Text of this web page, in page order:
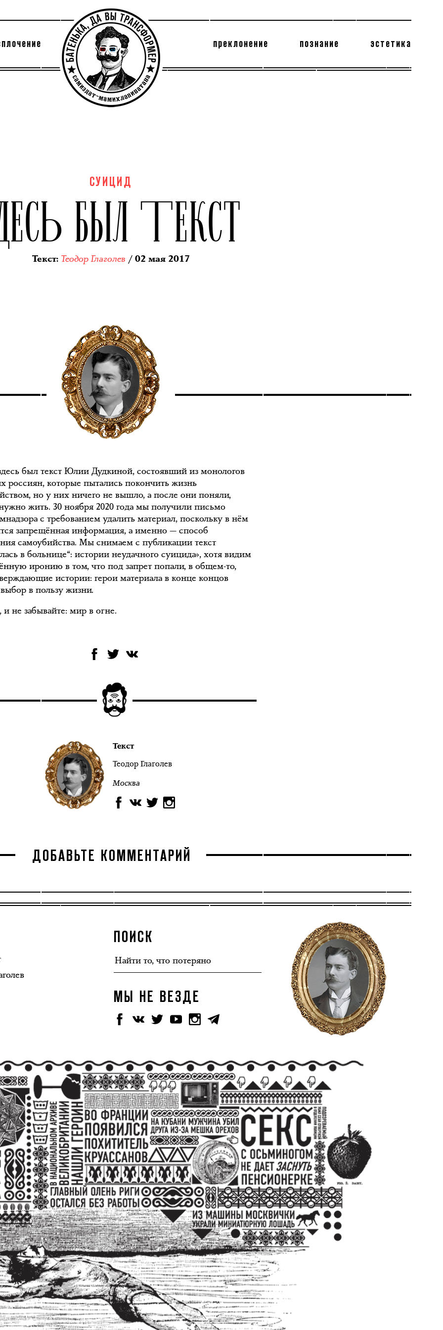
преклонение познание эстетика
СУИЦИД
БЫЛ ТЕКСТ
Текст: Теодор Глаголев / 02 мая 2017
был текст Юлии Дудкиной, состоявший из монологов
россиян, которые пытались покончить жизнь
но у них ничего не вышло, а после они поняли,
жить. 30 ноября 2020 года мы получили письмо
с требованием удалить материал, поскольку в нём
запрещённая информация, а именно — способ
самоубийства. Мы снимаем с публикации текст
в больнице“: истории неудачного суицида», хотя видим
иронию в том, что под запрет попали, в общем-то,
истории: герои материала в конце концов
в пользу жизни.
и не забывайте: мир в огне.
Текст
Теодор Глаголев
Москва
ДОБАВЬТЕ КОММЕНТАРИЙ
ПОИСК
МЫ НЕ ВЕЗДЕ